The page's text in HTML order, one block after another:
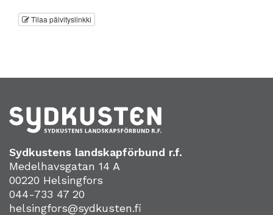
Tilaa päivityslinkki
Sydkustens landskapförbund r.f.
Medelhavsgatan 14 A
00220 Helsingfors
044-733 47 20
helsingfors@sydkusten.fi